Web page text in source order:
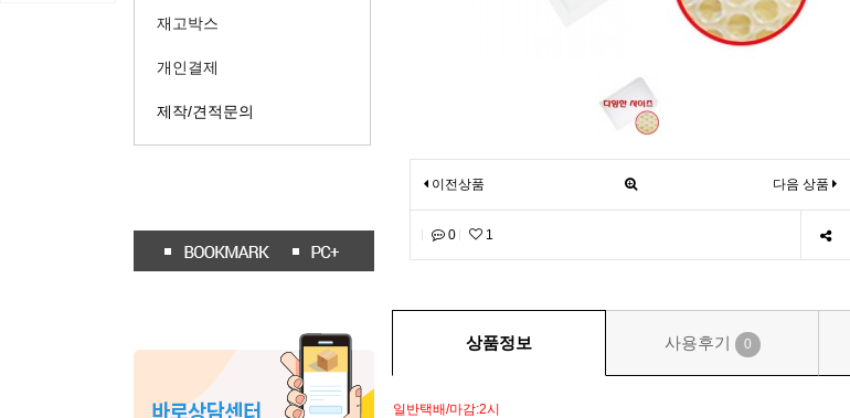
재고박스
개인결제
제작/견적문의
이전상품 다음 상품
0 1
상품정보 사용후기 0
일반택배/마감:2시